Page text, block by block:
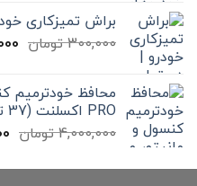
براش تمیزکاری
300,000تومان
PRO اکسلنت (37 تکه) (اصلی وارداتی درجه یک)
4,000,000تومان